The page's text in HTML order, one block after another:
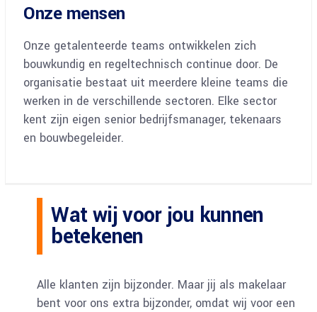
Onze mensen
Onze getalenteerde teams ontwikkelen zich
bouwkundig en regeltechnisch continue door. De
organisatie bestaat uit meerdere kleine teams die
werken in de verschillende sectoren. Elke sector
kent zijn eigen senior bedrijfsmanager, tekenaars
en bouwbegeleider.
Wat wij voor jou kunnen
betekenen
Alle klanten zijn bijzonder. Maar jij als makelaar
bent voor ons extra bijzonder, omdat wij voor een